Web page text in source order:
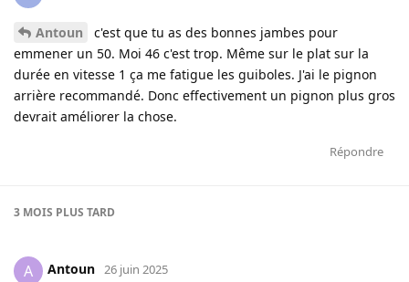
Antoun
c'est que tu as des bonnes jambes pour
emmener un 50. Moi 46 c'est trop. Même sur le plat sur la
durée en vitesse 1 ça me fatigue les guiboles. J'ai le pignon
arrière recommandé. Donc effectivement un pignon plus gros
devrait améliorer la chose.
Répondre
3 MOIS PLUS TARD
A Antoun 26 juin 2025